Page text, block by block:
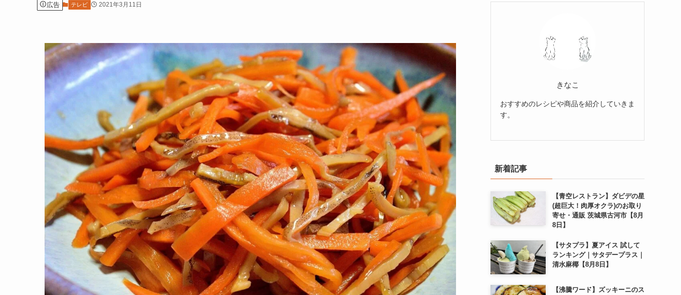
広告 テレビ 2021年3月11日
きなこ
おすすめのレシピや商品を紹介していきま
す。
新着記事
【青空レストラン】ダビデの星
(超巨大！肉厚オクラ)のお取り
寄せ・通販 茨城県古河市【8月
8日】
【サタプラ】夏アイス 試して
ランキング｜サタデープラス｜
清水麻椰【8月8日】
【沸騰ワード】ズッキーニのス